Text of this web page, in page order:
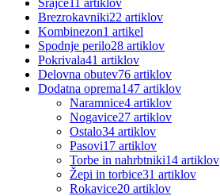
Brezrokavniki22 artiklov
Kombinezon1 artikel
Spodnje perilo28 artiklov
Pokrivala41 artiklov
Delovna obutev76 artiklov
Dodatna oprema147 artiklov
Naramnice4 artiklov
Nogavice27 artiklov
Ostalo34 artiklov
Pasovi17 artiklov
Torbe in nahrbtniki14 artiklov
Žepi in torbice31 artiklov
Rokavice20 artiklov